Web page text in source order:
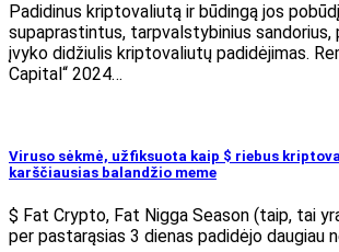
Padidinus kriptovaliutą ir būdingą jos
supaprastintus, tarpvalstybinius sandorius,
įvyko didžiulis kriptovaliutų padidėjimas.
Capital“ 2024…
Viruso sėkmė, užfiksuota kaip $ riebus
karščiausias balandžio meme
$ Fat Crypto, Fat Nigga Season (taip, tai
per pastarąsias 3 dienas padidėjo daugiau